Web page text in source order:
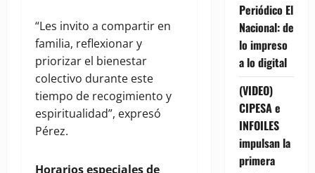
“Les invito a compartir en
familia, reflexionar y
priorizar el bienestar
colectivo durante este
tiempo de recogimiento y
espiritualidad”, expresó
Pérez.
Horarios especiales de
Periódico El
Nacional: de
lo impreso
a lo digital
(VIDEO)
CIPESA e
INFOILES
impulsan la
primera